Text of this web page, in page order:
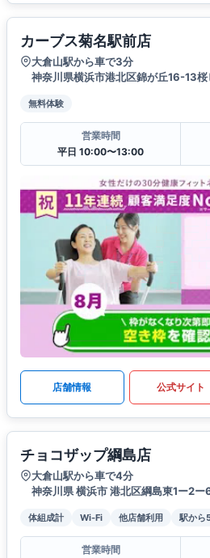
カーブス菊名駅前店
大倉山駅から車で3分
神奈川県横浜市港北区錦が丘16-13
無料体験
営業時間
平日 10:00〜13:00
店舗情報 公式サイト
チョコザップ綱島店
大倉山駅から車で4分
神奈川県 横浜市 港北区綱島東1ー2
体組成計 Wi-Fi 他店舗利用 駅から
営業時間